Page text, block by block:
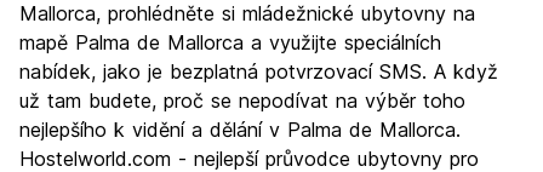
Hodnota za peníze
8.1
Mallorca, prohlédněte si mládežnické ubytovny na
mapě Palma de Mallorca a využijte speciálních
nabídek, jako je bezplatná potvrzovací SMS. A když
už tam budete, proč se nepodívat na výběr toho
nejlepšího k vidění a dělání v Palma de Mallorca.
Hostelworld.com - nejlepší průvodce ubytovny pro